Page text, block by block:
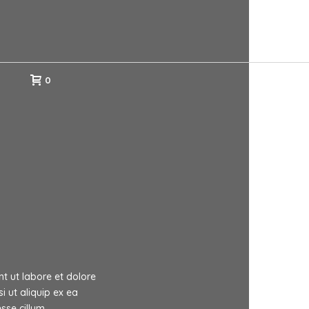
0
ut labore et dolore
ut aliquip ex ea